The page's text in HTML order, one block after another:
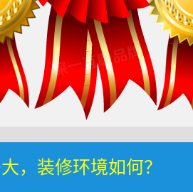
，装修环境如何？